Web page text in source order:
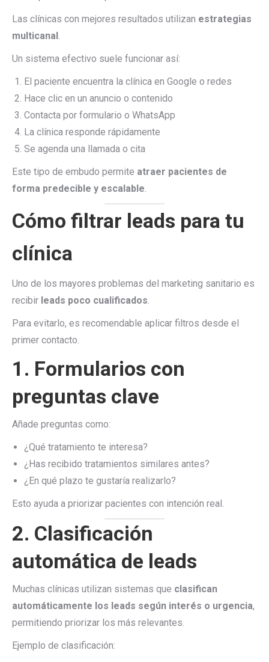
Las clínicas con mejores resultados utilizan estrategias
multicanal.
Un sistema efectivo suele funcionar así:
El paciente encuentra la clínica en Google o redes
Hace clic en un anuncio o contenido
Contacta por formulario o WhatsApp
La clínica responde rápidamente
Se agenda una llamada o cita
Este tipo de embudo permite atraer pacientes de
forma predecible y escalable.
Cómo filtrar leads para tu
clínica
Uno de los mayores problemas del marketing sanitario es
recibir leads poco cualificados.
Para evitarlo, es recomendable aplicar filtros desde el
primer contacto.
1. Formularios con
preguntas clave
Añade preguntas como:
¿Qué tratamiento te interesa?
¿Has recibido tratamientos similares antes?
¿En qué plazo te gustaría realizarlo?
Esto ayuda a priorizar pacientes con intención real.
2. Clasificación
automática de leads
Muchas clínicas utilizan sistemas que clasifican
automáticamente los leads según interés o urgencia,
permitiendo priorizar los más relevantes.
Ejemplo de clasificación: